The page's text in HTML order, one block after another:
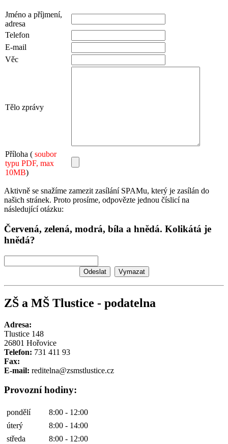
Jméno a příjmení,
adresa
Telefon
E-mail
Věc
Tělo zprávy
Příloha ( soubor
typu PDF, max
10MB)
Aktivně se snažíme zamezit zasílání SPAMu, který je zasílán do
našich stránek. Proto prosíme, odpovězte jednou číslicí na
následující otázku:
Červená, zelená, modrá, bíla a hnědá. Kolikátá je
hnědá?
ZŠ a MŠ Tlustice - podatelna
Adresa:
Tlustice 148
26801 Hořovice
Telefon: 731 411 93
Fax:
E-mail: reditelna@zsmstlustice.cz
Provozní hodiny:
pondělí
8:00 - 12:00
úterý
8:00 - 14:00
středa
8:00 - 12:00